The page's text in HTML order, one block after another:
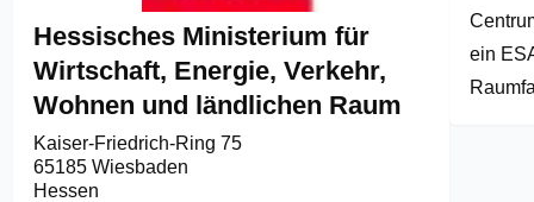
Hessisches Ministerium für
Wirtschaft, Energie, Verkehr,
Wohnen und ländlichen Raum
Kaiser-Friedrich-Ring 75
65185 Wiesbaden
Hessen
ein